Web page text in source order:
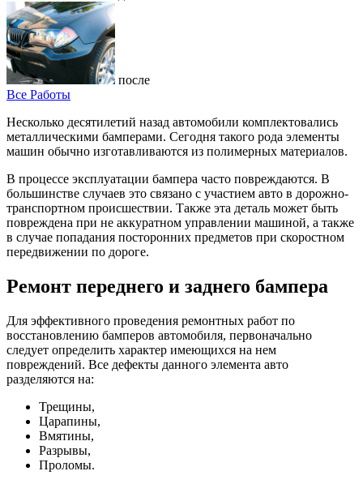
после
Все Работы
Несколько десятилетий назад автомобили комплектовались
металлическими бамперами. Сегодня такого рода элементы
машин обычно изготавливаются из полимерных материалов.
В процессе эксплуатации бампера часто повреждаются. В
большинстве случаев это связано с участием авто в дорожно-
транспортном происшествии. Также эта деталь может быть
повреждена при не аккуратном управлении машиной, а также
в случае попадания посторонних предметов при скоростном
передвижении по дороге.
Ремонт переднего и заднего бампера
Для эффективного проведения ремонтных работ по
восстановлению бамперов автомобиля, первоначально
следует определить характер имеющихся на нем
повреждений. Все дефекты данного элемента авто
разделяются на:
Трещины,
Царапины,
Вмятины,
Разрывы,
Проломы.